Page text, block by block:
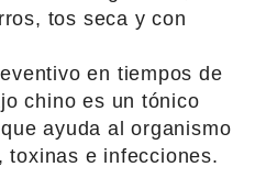
tos seca y con
en tiempos de
chino es un tónico
ayuda al organismo
toxinas e infecciones.